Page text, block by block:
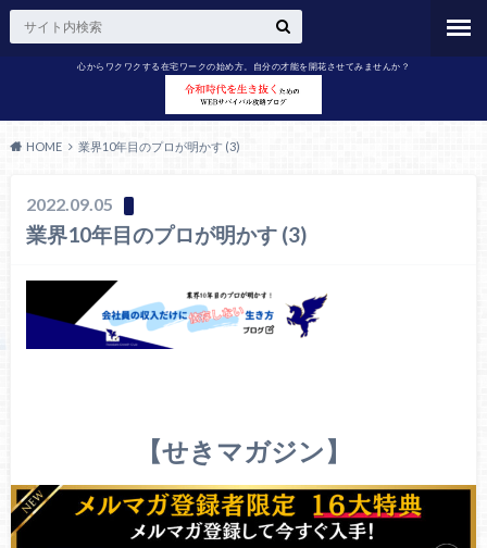
心からワクワクする在宅ワークの始め方。自分の才能を開花させてみませんか？
HOME 業界10年目のプロが明かす (3)
2022.09.05
業界10年目のプロが明かす (3)
【せきマガジン】